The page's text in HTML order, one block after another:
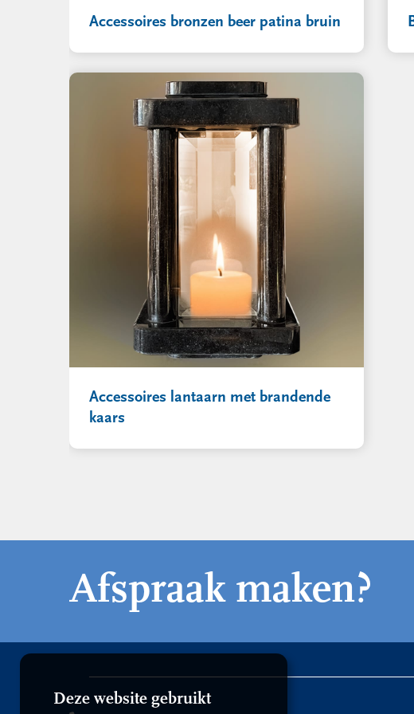
Accessoires bronzen beer patina bruin
Accessoires lantaarn met brandende
kaars
Afspraak maken?
Deze website gebruikt